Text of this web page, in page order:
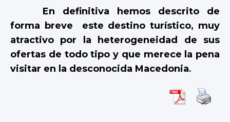
En definitiva hemos descrito de
forma breve
este destino turístico, muy
atractivo por la heterogeneidad de sus
ofertas de todo tipo y que merece la pena
visitar en la desconocida Macedonia.